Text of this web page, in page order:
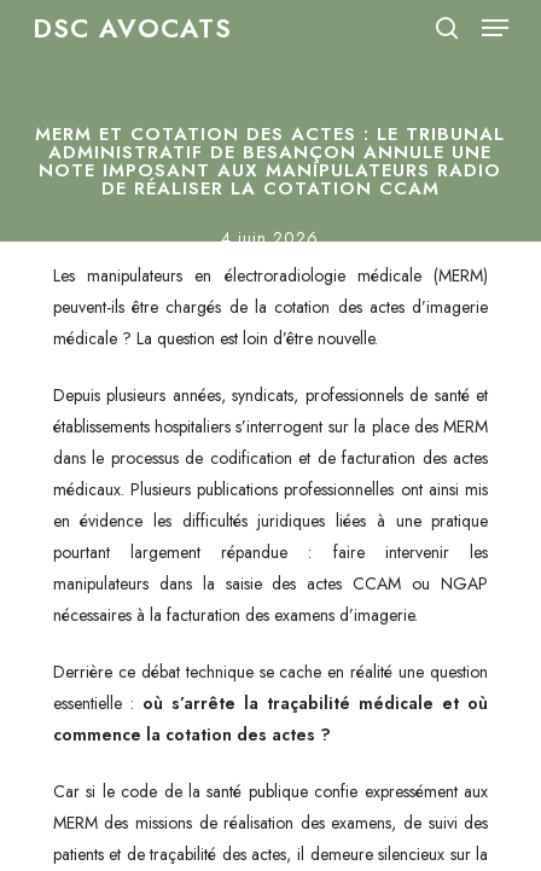
DSC AVOCATS Menu
MERM ET COTATION DES ACTES : LE TRIBUNAL
ADMINISTRATIF DE BESANÇON ANNULE UNE
NOTE IMPOSANT AUX MANIPULATEURS RADIO
DE RÉALISER LA COTATION CCAM
4 juin 2026
Les manipulateurs en électroradiologie médicale (MERM)
peuvent-ils être chargés de la cotation des actes d’imagerie
médicale ? La question est loin d’être nouvelle.
Depuis plusieurs années, syndicats, professionnels de santé et
établissements hospitaliers s’interrogent sur la place des MERM
dans le processus de codification et de facturation des actes
médicaux. Plusieurs publications professionnelles ont ainsi mis
en évidence les difficultés juridiques liées à une pratique
pourtant largement répandue : faire intervenir les
manipulateurs dans la saisie des actes CCAM ou NGAP
nécessaires à la facturation des examens d’imagerie.
Derrière ce débat technique se cache en réalité une question
essentielle : où s’arrête la traçabilité médicale et où
commence la cotation des actes ?
Car si le code de la santé publique confie expressément aux
MERM des missions de réalisation des examens, de suivi des
patients et de traçabilité des actes, il demeure silencieux sur la